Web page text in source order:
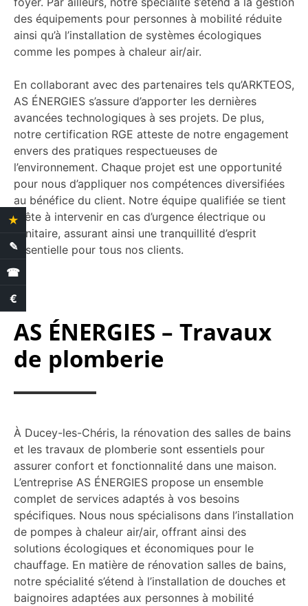
des équipements pour personnes à mobilité réduite
ainsi qu’à l’installation de systèmes écologiques
comme les pompes à chaleur air/air.
En collaborant avec des partenaires tels qu’ARKTEOS,
AS ÉNERGIES s’assure d’apporter les dernières
avancées technologiques à ses projets. De plus,
notre certification RGE atteste de notre engagement
envers des pratiques respectueuses de
l’environnement. Chaque projet est une opportunité
pour nous d’appliquer nos compétences diversifiées
au bénéfice du client. Notre équipe qualifiée se tient
prête à intervenir en cas d’urgence électrique ou
sanitaire, assurant ainsi une tranquillité d’esprit
essentielle pour tous nos clients.
AS ÉNERGIES – Travaux
de plomberie
À Ducey-les-Chéris, la rénovation des salles de bains
et les travaux de plomberie sont essentiels pour
assurer confort et fonctionnalité dans une maison.
L’entreprise AS ÉNERGIES propose un ensemble
complet de services adaptés à vos besoins
spécifiques. Nous nous spécialisons dans l’installation
de pompes à chaleur air/air, offrant ainsi des
solutions écologiques et économiques pour le
chauffage. En matière de rénovation salles de bains,
notre spécialité s’étend à l’installation de douches et
baignoires adaptées aux personnes à mobilité
★ 4.4 Avis clients
✎ Demande de devis
☎
€